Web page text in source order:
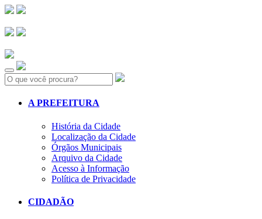
Search:
A PREFEITURA
História da Cidade
Localização da Cidade
Órgãos Municipais
Arquivo da Cidade
Acesso à Informação
Política de Privacidade
CIDADÃO